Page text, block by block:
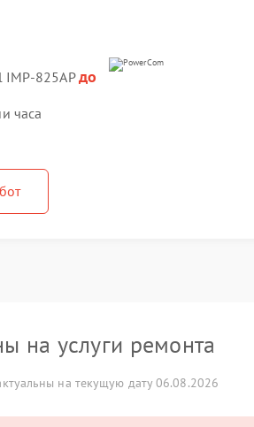
IMP-825APдо
часа
на услуги ремонта
на текущую дату 06.08.2026